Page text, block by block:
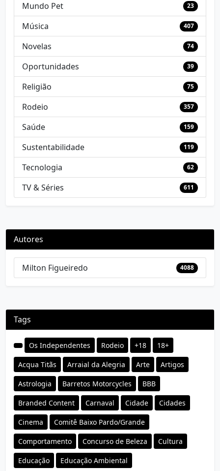
Mundo Pet 23
Música 407
Novelas 74
Oportunidades 39
Religião 75
Rodeio 357
Saúde 159
Sustentabilidade 119
Tecnologia 62
TV & Séries 611
Autores
Milton Figueiredo 4088
Tags
Os Independentes Rodeio +18 18+
Acqua Titãs Arraial da Alegria Arte Artigos
Astrologia Barretos Motorcycles BBB
Branded Content Carnaval Cidade Cidades
Cinema Comitê Baixo Pardo/Grande
Comportamento Concurso de Beleza Cultura
Educação Educação Ambiental